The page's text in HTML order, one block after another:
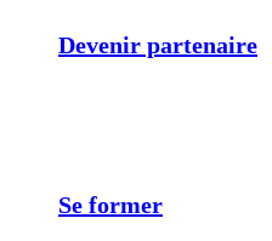
Devenir partenaire
Se former